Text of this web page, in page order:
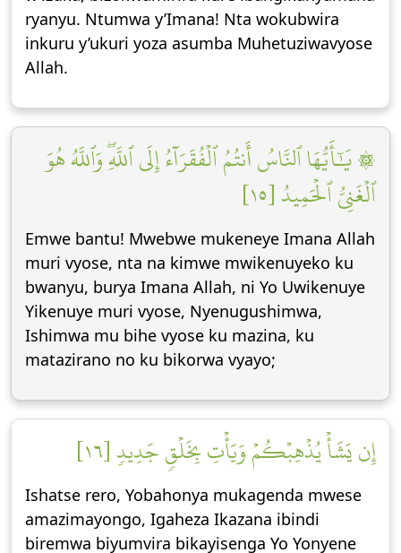
ryanyu. Ntumwa y’Imana! Nta wokubwira
inkuru y’ukuri yoza asumba Muhetuziwavyose
Allah.
۞ يَٰٓأَيُّهَا ٱلنَّاسُ أَنتُمُ ٱلۡفُقَرَآءُ إِلَى ٱللَّهِۖ وَٱللَّهُ هُوَ
ٱلۡغَنِيُّ ٱلۡحَمِيدُ [١٥]
Emwe bantu! Mwebwe mukeneye Imana Allah
muri vyose, nta na kimwe mwikenuyeko ku
bwanyu, burya Imana Allah, ni Yo Uwikenuye
Yikenuye muri vyose, Nyenugushimwa,
Ishimwa mu bihe vyose ku mazina, ku
matazirano no ku bikorwa vyayo;
إِن يَشَأۡ يُذۡهِبۡكُمۡ وَيَأۡتِ بِخَلۡقٖ جَدِيدٖ [١٦]
Ishatse rero, Yobahonya mukagenda mwese
amazimayongo, Igaheza Ikazana ibindi
biremwa biyumvira bikayisenga Yo Yonyene